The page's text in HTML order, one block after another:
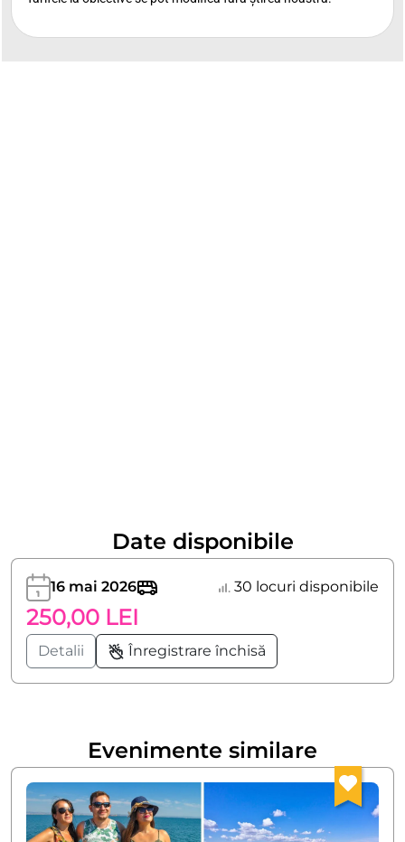
Date disponibile
16 mai 2026 30 locuri disponibile
250,00 LEI
Detalii Înregistrare închisă
Evenimente similare